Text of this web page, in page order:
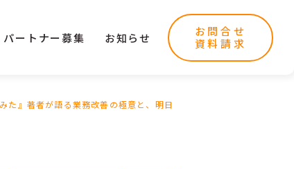
パートナー募集 お知らせ
お問合せ
資料請求
た』著者が語る業務改善の極意と、明日